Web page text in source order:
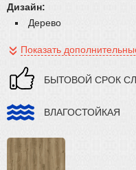
Дизайн:
Дерево
Показать
БЫТОВОЙ СРОК
ВЛАГОСТОЙКАЯ